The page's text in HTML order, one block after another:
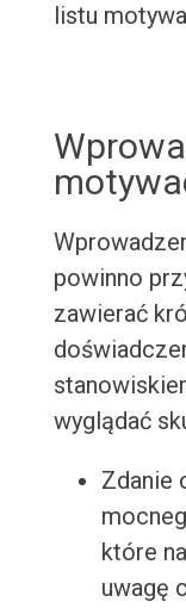
listu
powinno
zawierać
wyglądać
Zdanie
które
uwagę